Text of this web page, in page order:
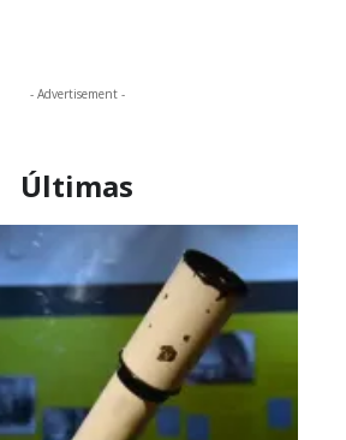
- Advertisement -
Últimas